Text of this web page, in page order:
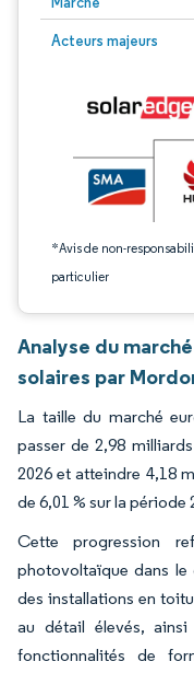
Acteurs majeurs
*Avis de non-
particulier
Image © Mordor
Analyse du
solaires par
La taille du marché
passer de 2,98
2026 et atteindre 4,18
de 6,01 % sur la période
Cette progression
photovoltaïque dans le
des installations en
au détail élevés,
fonctionnalités de